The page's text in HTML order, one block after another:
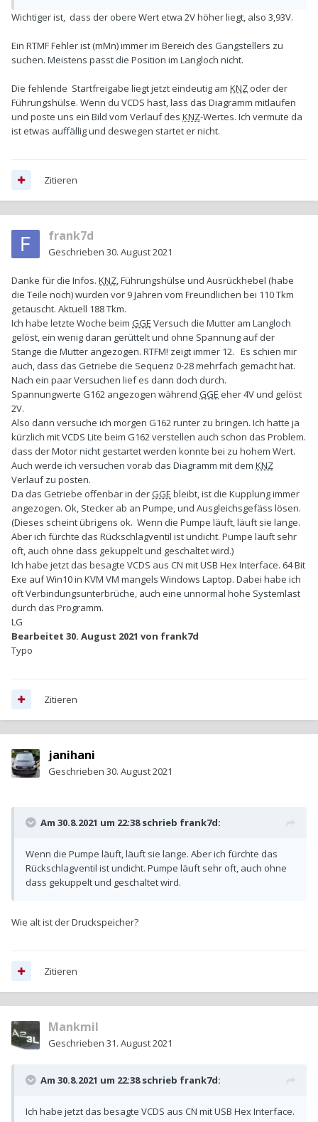
Wichtiger ist, dass der obere Wert etwa 2V höher liegt, also 3,93V.
Ein RTMF Fehler ist (mMn) immer im Bereich des Gangstellers zu
suchen. Meistens passt die Position im Langloch nicht.
Die fehlende Startfreigabe liegt jetzt eindeutig am KNZ oder der
Führungshülse. Wenn du VCDS hast, lass das Diagramm mitlaufen
und poste uns ein Bild vom Verlauf des KNZ-Wertes. Ich vermute da
ist etwas auffällig und deswegen startet er nicht.
Zitieren
frank7d
Geschrieben 30. August 2021
Danke für die Infos. KNZ, Führungshülse und Ausrückhebel (habe
die Teile noch) wurden vor 9 Jahren vom Freundlichen bei 110 Tkm
getauscht. Aktuell 188 Tkm.
Ich habe letzte Woche beim GGE Versuch die Mutter am Langloch
gelöst, ein wenig daran gerüttelt und ohne Spannung auf der
Stange die Mutter angezogen. RTFM! zeigt immer 12. Es schien mir
auch, dass das Getriebe die Sequenz 0-28 mehrfach gemacht hat.
Nach ein paar Versuchen lief es dann doch durch.
Spannungwerte G162 angezogen während GGE eher 4V und gelöst
2V.
Also dann versuche ich morgen G162 runter zu bringen. Ich hatte ja
kürzlich mit VCDS Lite beim G162 verstellen auch schon das Problem.
dass der Motor nicht gestartet werden konnte bei zu hohem Wert.
Auch werde ich versuchen vorab das Diagramm mit dem KNZ
Verlauf zu posten.
Da das Getriebe offenbar in der GGE bleibt, ist die Kupplung immer
angezogen. Ok, Stecker ab an Pumpe, und Ausgleichsgefäss lösen.
(Dieses scheint übrigens ok. Wenn die Pumpe läuft, läuft sie lange.
Aber ich fürchte das Rückschlagventil ist undicht. Pumpe läuft sehr
oft, auch ohne dass gekuppelt und geschaltet wird.)
Ich habe jetzt das besagte VCDS aus CN mit USB Hex Interface. 64 Bit
Exe auf Win10 in KVM VM mangels Windows Laptop. Dabei habe ich
oft Verbindungsunterbrüche, auch eine unnormal hohe Systemlast
durch das Programm.
LG
Bearbeitet 30. August 2021 von frank7d
Typo
Zitieren
janihani
Geschrieben 30. August 2021
Am 30.8.2021 um 22:38 schrieb frank7d:
Wenn die Pumpe läuft, läuft sie lange. Aber ich fürchte das
Rückschlagventil ist undicht. Pumpe läuft sehr oft, auch ohne
dass gekuppelt und geschaltet wird.
Wie alt ist der Druckspeicher?
Zitieren
Mankmil
Geschrieben 31. August 2021
Am 30.8.2021 um 22:38 schrieb frank7d:
Ich habe jetzt das besagte VCDS aus CN mit USB Hex Interface.